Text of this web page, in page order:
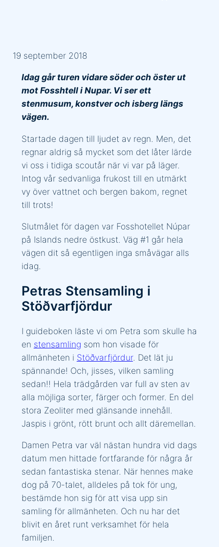
19 september 2018
Idag går turen vidare söder och öster ut
mot Fosshtell i Nupar. Vi ser ett
stenmusum, konstver och isberg längs
vägen.
Startade dagen till ljudet av regn. Men, det
regnar aldrig så mycket som det låter lärde
vi oss i tidiga scoutår när vi var på läger.
Intog vår sedvanliga frukost till en utmärkt
vy över vattnet och bergen bakom, regnet
till trots!
Slutmålet för dagen var Fosshotellet Núpar
på Islands nedre östkust. Väg #1 går hela
vägen dit så egentligen inga småvägar alls
idag.
Petras Stensamling i
Stöðvarfjördur
I guideboken läste vi om Petra som skulle ha
en stensamling som hon visade för
allmänheten i Stöðvarfjördur. Det lät ju
spännande! Och, jisses, vilken samling
sedan!! Hela trädgården var full av sten av
alla möjliga sorter, färger och former. En del
stora Zeoliter med glänsande innehåll.
Jaspis i grönt, rött brunt och allt däremellan.
Damen Petra var väl nästan hundra vid dags
datum men hittade fortfarande för några år
sedan fantastiska stenar. När hennes make
dog på 70-talet, alldeles på tok för ung,
bestämde hon sig för att visa upp sin
samling för allmänheten. Och nu har det
blivit en året runt verksamhet för hela
familjen.